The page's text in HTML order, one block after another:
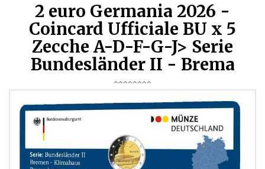
2 euro Germania 2026 -
Coincard Ufficiale BU x 5
Zecche A-D-F-G-J> Serie
Bundesländer II - Brema